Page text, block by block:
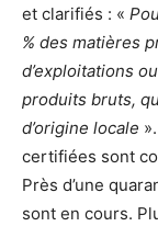
et clarifiés : «
% des matières
d’exploitations
produits bruts,
d’origine locale
certifiées sont
Près d’une
sont en cours.